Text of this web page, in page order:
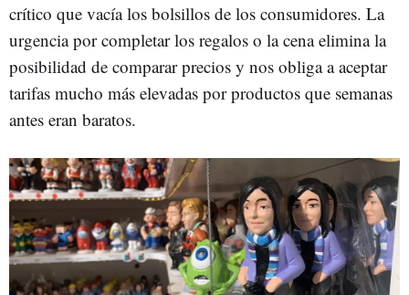
crítico que vacía los bolsillos de los consumidores. La
urgencia por completar los regalos o la cena elimina la
posibilidad de comparar precios y nos obliga a aceptar
tarifas mucho más elevadas por productos que semanas
antes eran baratos.